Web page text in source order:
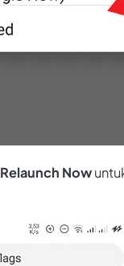
Relaunch Now